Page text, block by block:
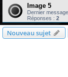
Image 5
Dernier
Réponses : 2
Nouveau sujet